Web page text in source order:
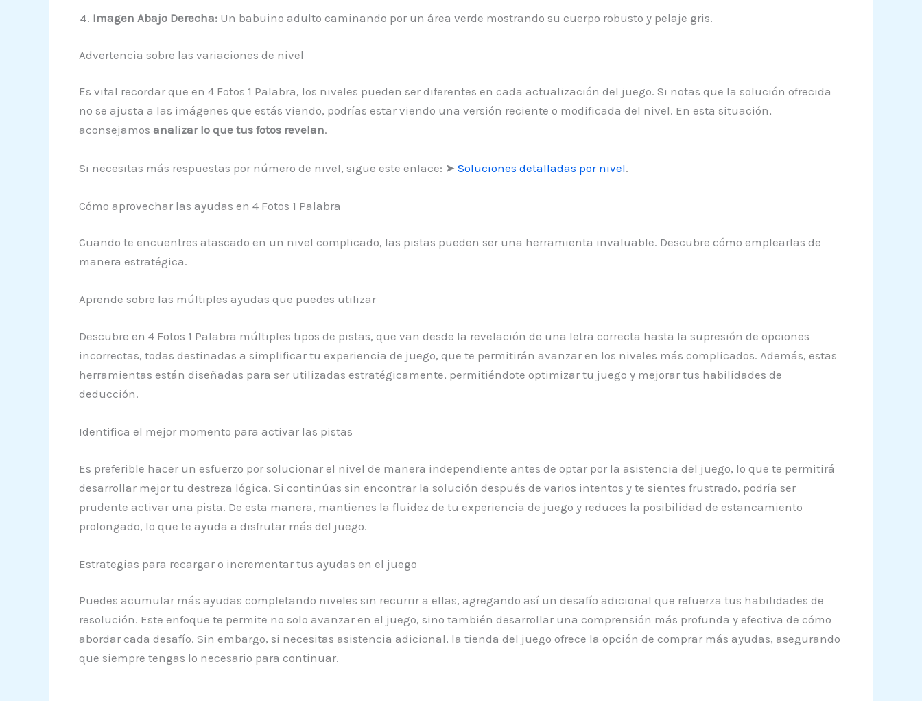
Imagen Abajo Derecha:Un babuino adulto caminando por un área verde mostrando su cuerpo robusto y pelaje gris.
Advertencia sobre las variaciones de nivel
Es vital recordar que en 4 Fotos 1 Palabra, los niveles pueden ser diferentes en cada actualización del juego. Si notas que la solución ofrecida
no se ajusta a las imágenes que estás viendo, podrías estar viendo una versión reciente o modificada del nivel. En esta situación,
aconsejamos analizar lo que tus fotos revelan.
Si necesitas más respuestas por número de nivel, sigue este enlace: ➤ Soluciones detalladas por nivel.
Cómo aprovechar las ayudas en 4 Fotos 1 Palabra
Cuando te encuentres atascado en un nivel complicado, las pistas pueden ser una herramienta invaluable. Descubre cómo emplearlas de
manera estratégica.
Aprende sobre las múltiples ayudas que puedes utilizar
Descubre en 4 Fotos 1 Palabra múltiples tipos de pistas, que van desde la revelación de una letra correcta hasta la supresión de opciones
incorrectas, todas destinadas a simplificar tu experiencia de juego, que te permitirán avanzar en los niveles más complicados. Además, estas
herramientas están diseñadas para ser utilizadas estratégicamente, permitiéndote optimizar tu juego y mejorar tus habilidades de
deducción.
Identifica el mejor momento para activar las pistas
Es preferible hacer un esfuerzo por solucionar el nivel de manera independiente antes de optar por la asistencia del juego, lo que te permitirá
desarrollar mejor tu destreza lógica. Si continúas sin encontrar la solución después de varios intentos y te sientes frustrado, podría ser
prudente activar una pista. De esta manera, mantienes la fluidez de tu experiencia de juego y reduces la posibilidad de estancamiento
prolongado, lo que te ayuda a disfrutar más del juego.
Estrategias para recargar o incrementar tus ayudas en el juego
Puedes acumular más ayudas completando niveles sin recurrir a ellas, agregando así un desafío adicional que refuerza tus habilidades de
resolución. Este enfoque te permite no solo avanzar en el juego, sino también desarrollar una comprensión más profunda y efectiva de cómo
abordar cada desafío. Sin embargo, si necesitas asistencia adicional, la tienda del juego ofrece la opción de comprar más ayudas, asegurando
que siempre tengas lo necesario para continuar.